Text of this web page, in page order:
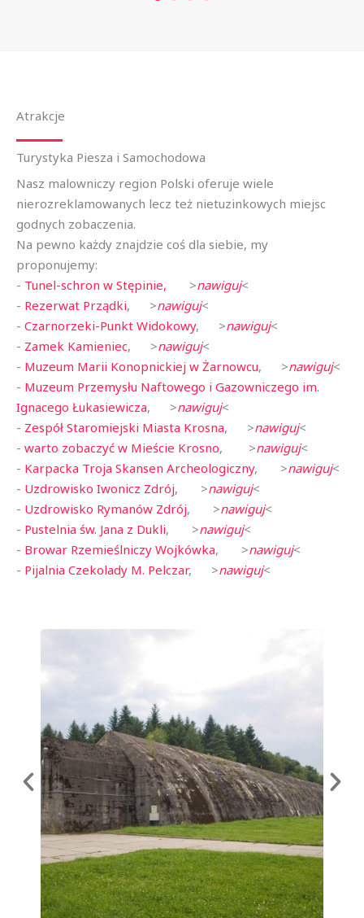
Atrakcje
Turystyka Piesza i Samochodowa
Nasz malowniczy region Polski oferuje wiele
nierozreklamowanych lecz też nietuzinkowych miejsc
godnych zobaczenia.
Na pewno każdy znajdzie coś dla siebie, my
proponujemy:
- Tunel-schron w Stępinie, >nawiguj<
- Rezerwat Prządki, >nawiguj<
- Czarnorzeki-Punkt Widokowy, >nawiguj<
- Zamek Kamieniec, >nawiguj<
- Muzeum Marii Konopnickiej w Żarnowcu, >nawiguj<
- Muzeum Przemysłu Naftowego i Gazowniczego im.
Ignacego Łukasiewicza, >nawiguj<
- Zespół Staromiejski Miasta Krosna, >nawiguj<
- warto zobaczyć w Mieście Krosno, >nawiguj<
- Karpacka Troja Skansen Archeologiczny, >nawiguj<
- Uzdrowisko Iwonicz Zdrój, >nawiguj<
- Uzdrowisko Rymanów Zdrój, >nawiguj<
- Pustelnia św. Jana z Dukli, >nawiguj<
- Browar Rzemieślniczy Wojkówka, >nawiguj<
- Pijalnia Czekolady M. Pelczar, >nawiguj<